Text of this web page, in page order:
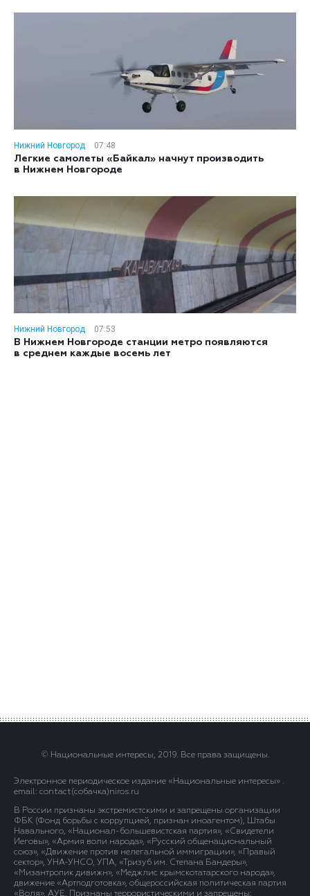
Нижний Новгород
07:48
Легкие самолеты «Байкал» начнут производить
в Нижнем Новгороде
Нижний Новгород
07:53
В Нижнем Новгороде станции метро появляются
в среднем каждые восемь лет
© Национальные интересы, 2019. Все права защищены.
Электронное периодическое издание «Национальные интересы» .
email: contact(сoбaчка)niros.ru
В России признаны экстремистскими и запрещены организации
ФБК (Фонд борьбы с коррупцией, признан иноагентом), Штабы
Навального, «Национал-большевистская партия», «Свидетели
Иеговы», «Армия воли народа», «Русский общенациональный
союз», «Движение против нелегальной иммиграции», «Правый
сектор», УНА-УНСО, УПА, «Тризуб им. Степана Бандеры»,
«Мизантропик дивижн», «Меджлис крымскотатарского народа»,
движение «Артподготовка», общероссийская политическая партия
«Воля», АУЕ. Признаны террористическими и запрещены: